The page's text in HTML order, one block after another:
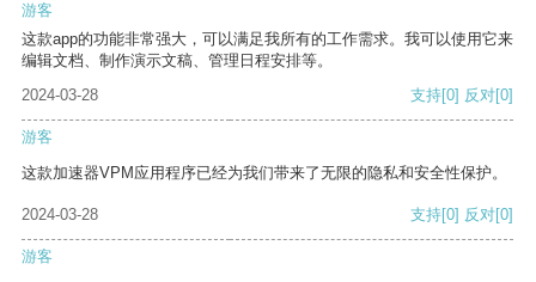
游客
这款app的功能非常强大，可以满足我所有的工作需求。我可以使用它来
编辑文档、制作演示文稿、管理日程安排等。
2024-03-28
支持[0] 反对[0]
游客
这款加速器VPM应用程序已经为我们带来了无限的隐私和安全性保护。
2024-03-28 支持[0] 反对[0]
游客